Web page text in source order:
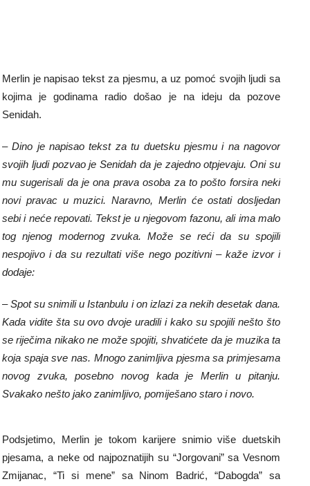
Merlin je napisao tekst za pjesmu, a uz pomoć svojih ljudi sa
kojima je godinama radio došao je na ideju da pozove
Senidah.
– Dino je napisao tekst za tu duetsku pjesmu i na nagovor
svojih ljudi pozvao je Senidah da je zajedno otpjevaju. Oni su
mu sugerisali da je ona prava osoba za to pošto forsira neki
novi pravac u muzici. Naravno, Merlin će ostati dosljedan
sebi i neće repovati. Tekst je u njegovom fazonu, ali ima malo
tog njenog modernog zvuka. Može se reći da su spojili
nespojivo i da su rezultati više nego pozitivni – kaže izvor i
dodaje:
– Spot su snimili u Istanbulu i on izlazi za nekih desetak dana.
Kada vidite šta su ovo dvoje uradili i kako su spojili nešto što
se riječima nikako ne može spojiti, shvatićete da je muzika ta
koja spaja sve nas. Mnogo zanimljiva pjesma sa primjesama
novog zvuka, posebno novog kada je Merlin u pitanju.
Svakako nešto jako zanimljivo, pomiješano staro i novo.
Podsjetimo, Merlin je tokom karijere snimio više duetskih
pjesama, a neke od najpoznatijih su “Jorgovani” sa Vesnom
Zmijanac, “Ti si mene” sa Ninom Badrić, “Dabogda” sa